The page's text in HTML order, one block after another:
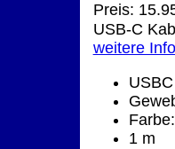
Preis:
USB-C
weitere
1 m